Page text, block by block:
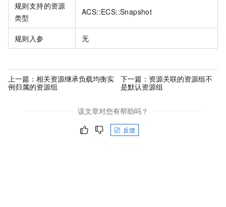
规则支持的资源
类型
ACS::ECS::Snapshot
规则入参 无
上一篇： 相关资源继承负载均衡实
例归属的资源组
下一篇： 资源关联的资源组不
是默认资源组
该文章对您有帮助吗？
反馈